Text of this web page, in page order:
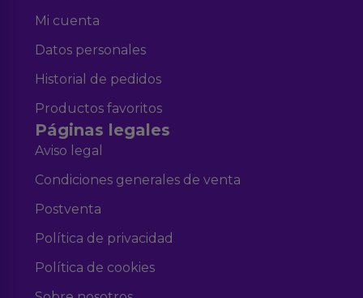
Mi cuenta
Datos personales
Historial de pedidos
Productos favoritos
Páginas legales
Aviso legal
Condiciones generales de venta
Postventa
Política de privacidad
Política de cookies